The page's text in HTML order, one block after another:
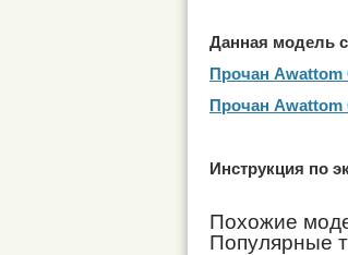
Данная модель
Прочан
Прочан
Инструкция по
Похожие
Популярные